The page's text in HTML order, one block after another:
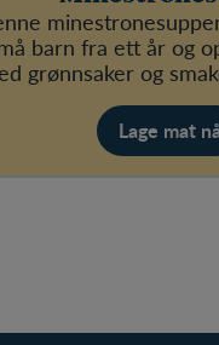
barn fra ett år og
grønnsaker og
Lage mat